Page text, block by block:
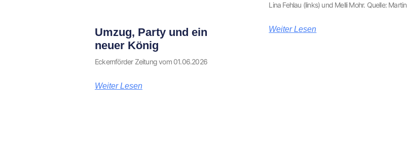
Umzug, Party und ein
neuer König
Eckernförder Zeitung vom 01.06.2026
Weiter Lesen
Lina Fehlau (links) und Melli Mohr. Quelle: Martin
Weiter Lesen